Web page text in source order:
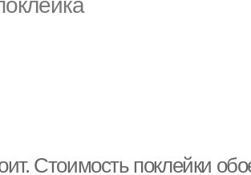
Стоимость поклейки